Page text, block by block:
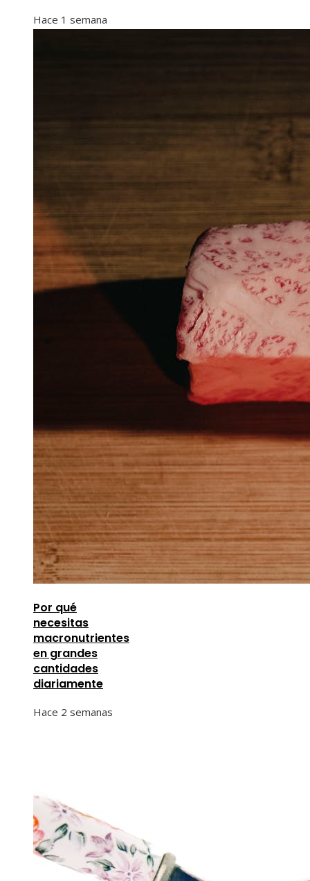
Hace 1 semana
Por qué
necesitas
macronutrientes
en grandes
cantidades
diariamente
Hace 2 semanas